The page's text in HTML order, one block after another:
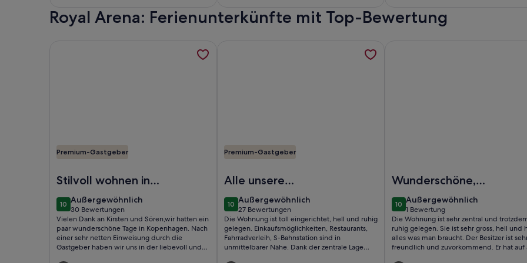
bewertungen)
Royal Arena: Ferienunterkünfte mit Top-Bewertung
Premium-Gastgeber
Stilvoll wohnen in
Kopenhagen
1010 von 10
Außergewöhnlich
außergewöhnlich
30 Bewertungen
(30
bewertungen)
Vielen Dank an Kirsten und Sören,wir hatten ein
paar wunderschöne Tage in Kopenhagen. Nach
einer sehr netten Einweisung durch die
Gastgeber haben wir uns in der liebevoll und
Weitere Informationen zu Charming Apartment Near City Center Of Copenhagen., werden in einem neuen Tab
Premium-Gastgeber
Alle unsere
Erwartungen wurden
voll erfüllt
1010 von 10
Außergewöhnlich
außergewöhnlich
27 Bewertungen
(27
bewertungen)
Die Wohnung ist toll eingerichtet, hell und ruhig
gelegen. Einkaufsmöglichkeiten, Restaurants,
Fahrradverleih, S-Bahnstation sind in
unmittelbarer Nähe. Dank der zentrale Lage
Weitere Informationen zu Perfect location, cosy and stylish and with
Wunderschöne,
authentische
Wohnung in
Kopenhagen
1010 von 10
Außergewöhnlich
außergewöhnlich
1 Bewertung
(1
bewertung)
Die Wohnung ist sehr zentral und
ruhig gelegen. Sie ist sehr gross, hell und
alles was man braucht. Der Besitzer ist
freundlich und zuvorkommend. Er hat auf
Weitere Informationen zu Im